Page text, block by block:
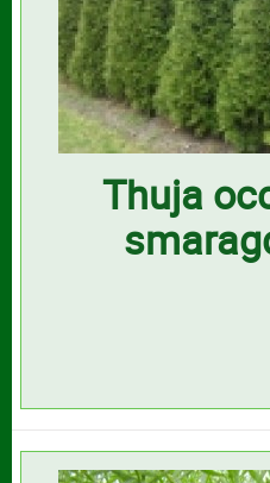
Thuja